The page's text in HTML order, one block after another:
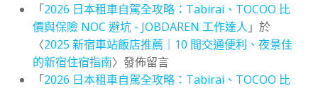
「2026 日本租車自駕全攻略：Tabirai、TOCOO 比
價與保險 NOC 避坑 - JOBDAREN 工作達人 」於
〈2025 新宿車站飯店推薦｜10 間交通便利、夜景佳
的新宿住宿指南〉發佈留言
「2026 日本租車自駕全攻略：Tabirai、TOCOO 比